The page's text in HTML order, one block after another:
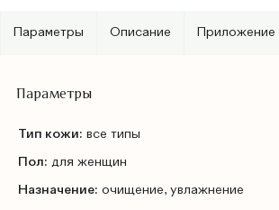
Параметры Описание Приложение
Параметры
Тип кожи: все типы
Пол: для женщин
Назначение: очищение, увлажнение